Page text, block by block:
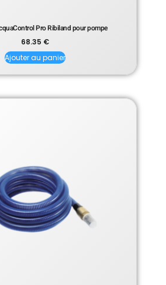
Pro Ribiland pour pompe
68.35 €
Ajouter au panier